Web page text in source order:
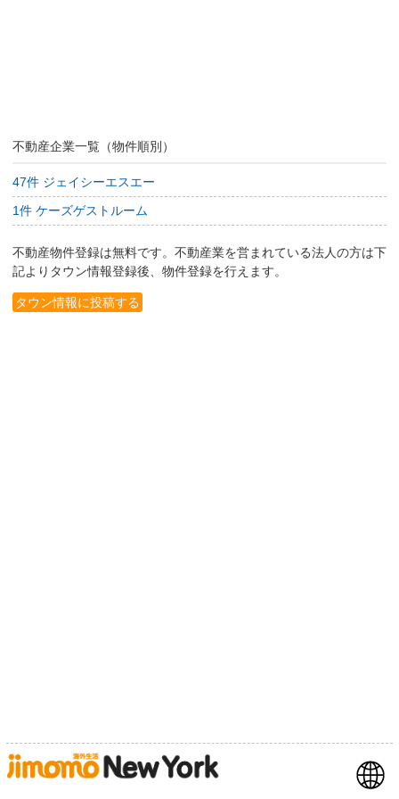
不動産企業一覧（物件順別）
47件 ジェイシーエスエー
1件 ケーズゲストルーム
不動産物件登録は無料です。不動産業を営まれている法人の方は下
記よりタウン情報登録後、物件登録を行えます。
タウン情報に投稿する